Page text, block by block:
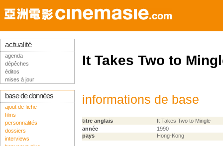
It Takes Two to
informations de base
titre anglais
It Takes Two to Mingle
année
1990
pays
Hong-Kong
actualité
agenda
dépêches
éditos
mises à jour
base de données
ajout de fiche
films
personnalités
dossiers
interviews